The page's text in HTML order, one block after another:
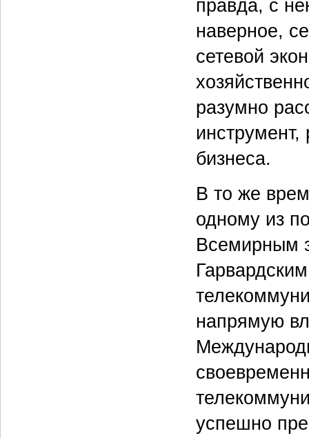
правда, с
наверное,
сетевой
разумно
бизнеса.
В то же
одному из
Всемирным
напрямую
успешно